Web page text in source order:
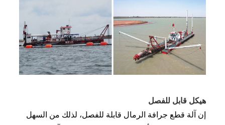
هيكل قابل للفصل
إن آلة قطع جرافة الرمال قابلة للفصل، لذلك من السهل